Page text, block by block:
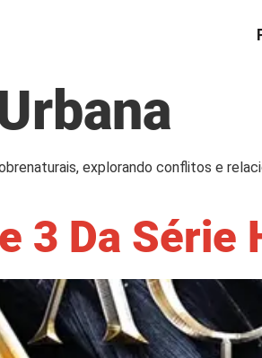
explorando conflitos e
3 Da Série